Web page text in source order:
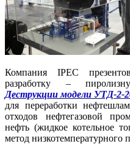
Компания IPEC
разработку –
Деструкции модели УТД-2-
для переработки
отходов нефтегазовой
нефть (жидкое котельное
метод низкотемпературного